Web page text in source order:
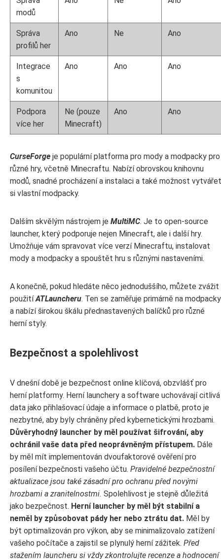
modů
Správa
profilů her
Ano Ne Ano
Integrace
s
komunitou
Ano Ano Ano
Podpora
více her
Ne (pouze
Minecraft)
Ano Ano
CurseForge je populární platforma pro mody a modpacky pro
různé hry, včetně Minecraftu. Nabízí obrovskou knihovnu
modů, snadné procházení a instalaci a také možnost vytvářet
si vlastní modpacky.
Dalším skvělým nástrojem je MultiMC. Je to open-source
launcher, který podporuje nejen Minecraft, ale i další hry.
Umožňuje vám spravovat více verzí Minecraftu, instalovat
mody a modpacky a spouštět hru s různými nastaveními.
A konečně, pokud hledáte něco jednoduššího, můžete zvážit
použitíATLauncheru. Ten se zaměřuje primárně na modpacky
a nabízí širokou škálu přednastavených balíčků pro různé
herní styly.
Bezpečnost a spolehlivost
V dnešní době je bezpečnost online klíčová, obzvlášť pro
herní platformy. Herní launchery a software uchovávají citlivá
data jako přihlašovací údaje a informace o platbě, proto je
nezbytné, aby byly chráněny před kybernetickými hrozbami.
Důvěryhodný launcher by měl používat šifrování, aby
ochránil vaše data před neoprávněným přístupem. Dále
by měl mít implementován dvoufaktorové ověření pro
posílení bezpečnosti vašeho účtu. Pravidelné bezpečnostní
aktualizace jsou také zásadní pro ochranu před novými
hrozbami a zranitelnostmi. Spolehlivost je stejně důležitá
jako bezpečnost. Herní launcher by měl být stabilní a
neměl by způsobovat pády her nebo ztrátu dat. Měl by
být optimalizován pro výkon, aby se minimalizovalo zatížení
vašeho počítače a zajistil se plynulý herní zážitek. Před
stažením launcheru si vždy zkontrolujte recenze a hodnocení